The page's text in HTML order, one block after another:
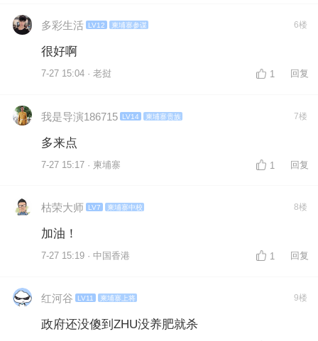
多彩生活 LV12 柬埔寨参谋 6楼
很好啊
7-27 15:04 · 老挝 1 回复
我是导演186715 LV14 柬埔寨贵族 7楼
多来点
7-27 15:17 · 柬埔寨 1 回复
枯荣大师 LV7 柬埔寨中校 8楼
加油！
7-27 15:19 · 中国香港 1 回复
红河谷 LV11 柬埔寨上将 9楼
政府还没傻到ZHU没养肥就杀